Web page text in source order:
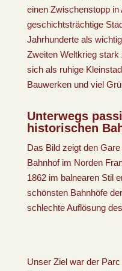
einen Zwischenstopp in
geschichtsträchtige
Jahrhunderte als
Zweiten Weltkrieg
sich als ruhige
Bauwerken und viel
Unterwegs
historischen
Das Bild zeigt den
Bahnhof im Norden
1862 im balnearen Stil
schönsten Bahnhöfe
schlechte Auflösung
Unser Ziel war der